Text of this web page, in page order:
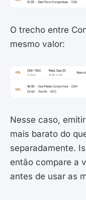
O trecho entre
mesmo valor:
Nesse caso,
mais barato do
separadamente.
então compare a
antes de usar as